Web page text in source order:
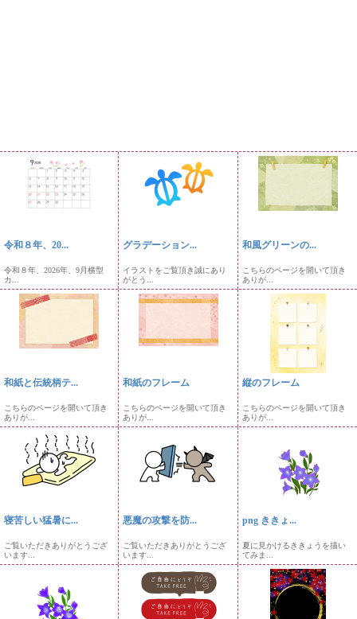
令和８年、20...
令和８年、2026年、9月横型
カ...
グラデーション...
イラストをご覧頂き誠にあり
がとう...
和風グリーンの...
こちらのページを開いて頂き
ありが...
和紙と伝統柄テ...
こちらのページを開いて頂き
ありが...
和紙のフレーム
こちらのページを開いて頂き
ありが...
縦のフレーム
こちらのページを開いて頂き
ありが...
寝苦しい猛暑に...
ご覧いただきありがとうござ
います...
悪魔の攻撃を防...
ご覧いただきありがとうござ
います...
png ききょ...
夏に見かけるききょうを描い
てみま...